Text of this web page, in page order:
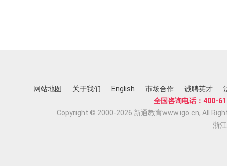
网站地图 关于我们 English 市场合作 诚聘英才
全国咨询电话：400-
Copyright © 2000-2026 新通教育www.igo.cn, All
浙